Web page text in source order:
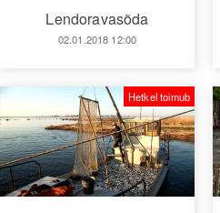
Lendoravasõda
02.01.2018 12:00
Hetkel toimub